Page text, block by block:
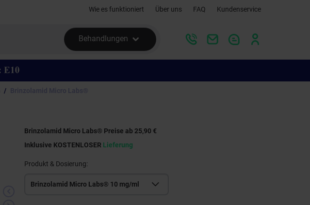
Wie es funktioniert Über uns FAQ Kundenservice
Behandlungen
Brinzolamid Micro Labs® Preise ab 25,90 €
Inklusive KOSTENLOSER Lieferung
Produkt & Dosierung:
Brinzolamid Micro Labs® 10 mg/ml